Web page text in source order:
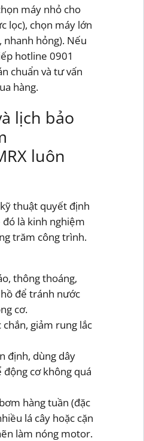
máy nhỏ cho
lọc), chọn máy lớn
nhanh hỏng). Nếu
hotline 0901
chuẩn và tư vấn
hàng.
lịch bảo
luôn
thuật quyết định
là kinh nghiệm
trăm công trình.
thông thoáng,
để tránh nước
cơ.
giảm rung lắc
định, dùng dây
cơ không quá
hàng tuần (đặc
lá cây hoặc cặn
làm nóng motor.